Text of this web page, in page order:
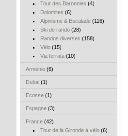
Tour des Baronnies (4)
Dolomites (6)
Alpinisme & Escalade(116)
Ski de rando(28)
Randos diverses (158)
Vélo(15)
Via ferrata(10)
Arménie (6)
Dubai (1)
Ecosse (1)
Espagne (3)
France (42)
Tour de la Gironde à vélo(6)